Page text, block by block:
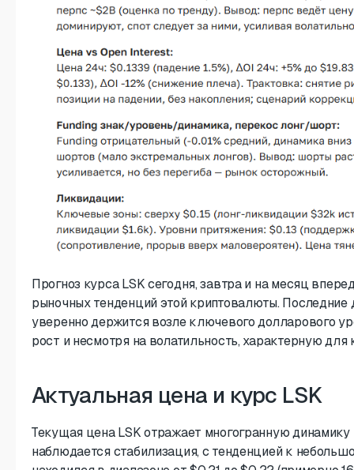
Прогноз курса LSK сегодня, завтра и на месяц
рыночных тенденций этой криптовалюты.
уверенно держится возле ключевого долларового
рост и несмотря на волатильность, характерную
Актуальная цена и курс LSK
Текущая цена LSK отражает многогранную
наблюдается стабилизация, с тенденцией к